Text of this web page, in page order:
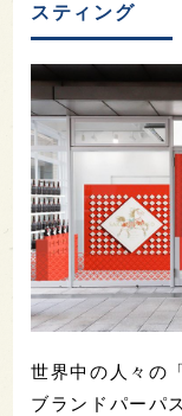
スティング
世界中の人々の
ブランドパーパ